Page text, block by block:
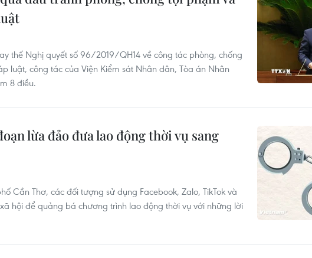
thế Nghị quyết số 96/2019/QH14 về công tác phòng, chống
luật, công tác của Viện Kiểm sát Nhân dân, Tòa án Nhân
8 điều.
lừa đảo đưa lao động thời vụ sang
Cần Thơ, các đối tượng sử dụng Facebook, Zalo, TikTok và
hội để quảng bá chương trình lao động thời vụ với những lời